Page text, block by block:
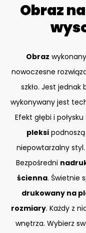
Obraz
Obraz
nowoczesne
szkło. Jest jednak
wykonywany jest
Efekt głębi i
pleksipodnoszą
niepowtarzalny
Bezpośredni
ścienna. Świetnie
drukowany na
rozmiary. Każdy z
wnętrza. Wybierz